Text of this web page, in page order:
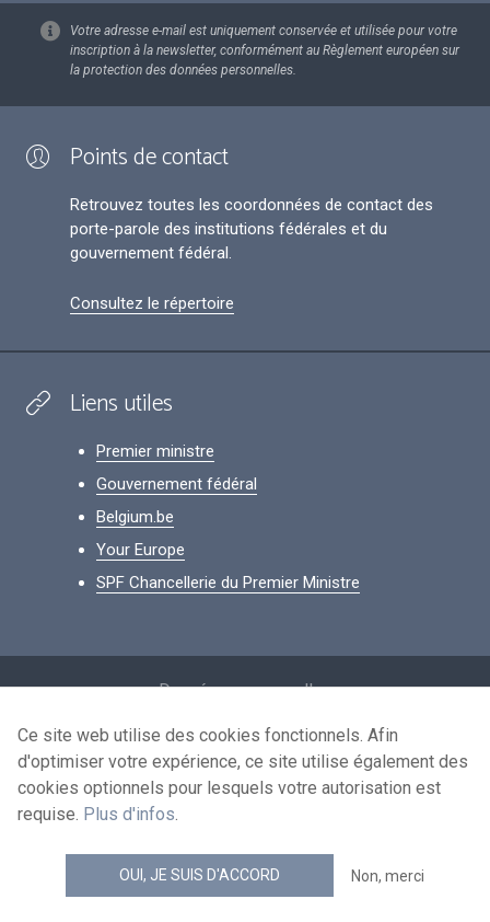
Votre adresse e-mail est uniquement conservée et utilisée pour votre
inscription à la newsletter, conformément au Règlement européen sur
la protection des données personnelles.
Points de contact
Retrouvez toutes les coordonnées de contact des
porte-parole des institutions fédérales et du
gouvernement fédéral.
Consultez le répertoire
Liens utiles
Premier ministre
Gouvernement fédéral
Belgium.be
Your Europe
SPF Chancellerie du Premier Ministre
Données personnelles
Conditions de réutilisation
Contactez-nous
news.belgium flux RSS
© 2026 - news.belgium.be
Ce site web utilise des cookies fonctionnels. Afin
d'optimiser votre expérience, ce site utilise également des
cookies optionnels pour lesquels votre autorisation est
requise. Plus d'infos.
OUI, JE SUIS D'ACCORD Non, merci